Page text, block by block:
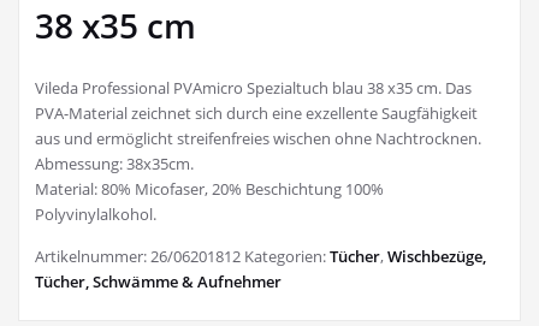
38 x35 cm
Vileda Professional PVAmicro Spezialtuch blau 38 x35 cm. Das
PVA-Material zeichnet sich durch eine exzellente Saugfähigkeit
aus und ermöglicht streifenfreies wischen ohne Nachtrocknen.
Abmessung: 38x35cm.
Material: 80% Micofaser, 20% Beschichtung 100%
Polyvinylalkohol.
Artikelnummer:26/06201812 Kategorien:Tücher,Wischbezüge,
Tücher, Schwämme & Aufnehmer